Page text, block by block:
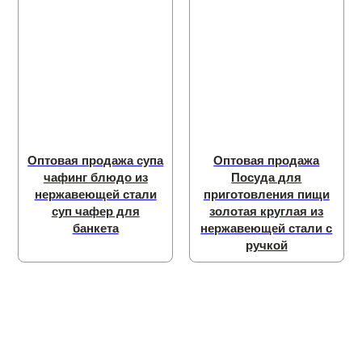
Оптовая продажа супа
чафинг блюдо из
нержавеющей стали
суп чафер для
банкета
Оптовая продажа
Посуда для
приготовления пищи
золотая круглая из
нержавеющей стали с
ручкой